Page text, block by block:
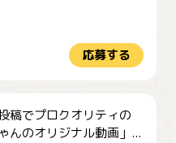
応募する
稿でプロクオリティの
んのオリジナル動画」...